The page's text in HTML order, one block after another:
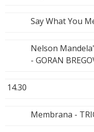
Say What You
Nelson
- GORAN
14.30
Membrana -